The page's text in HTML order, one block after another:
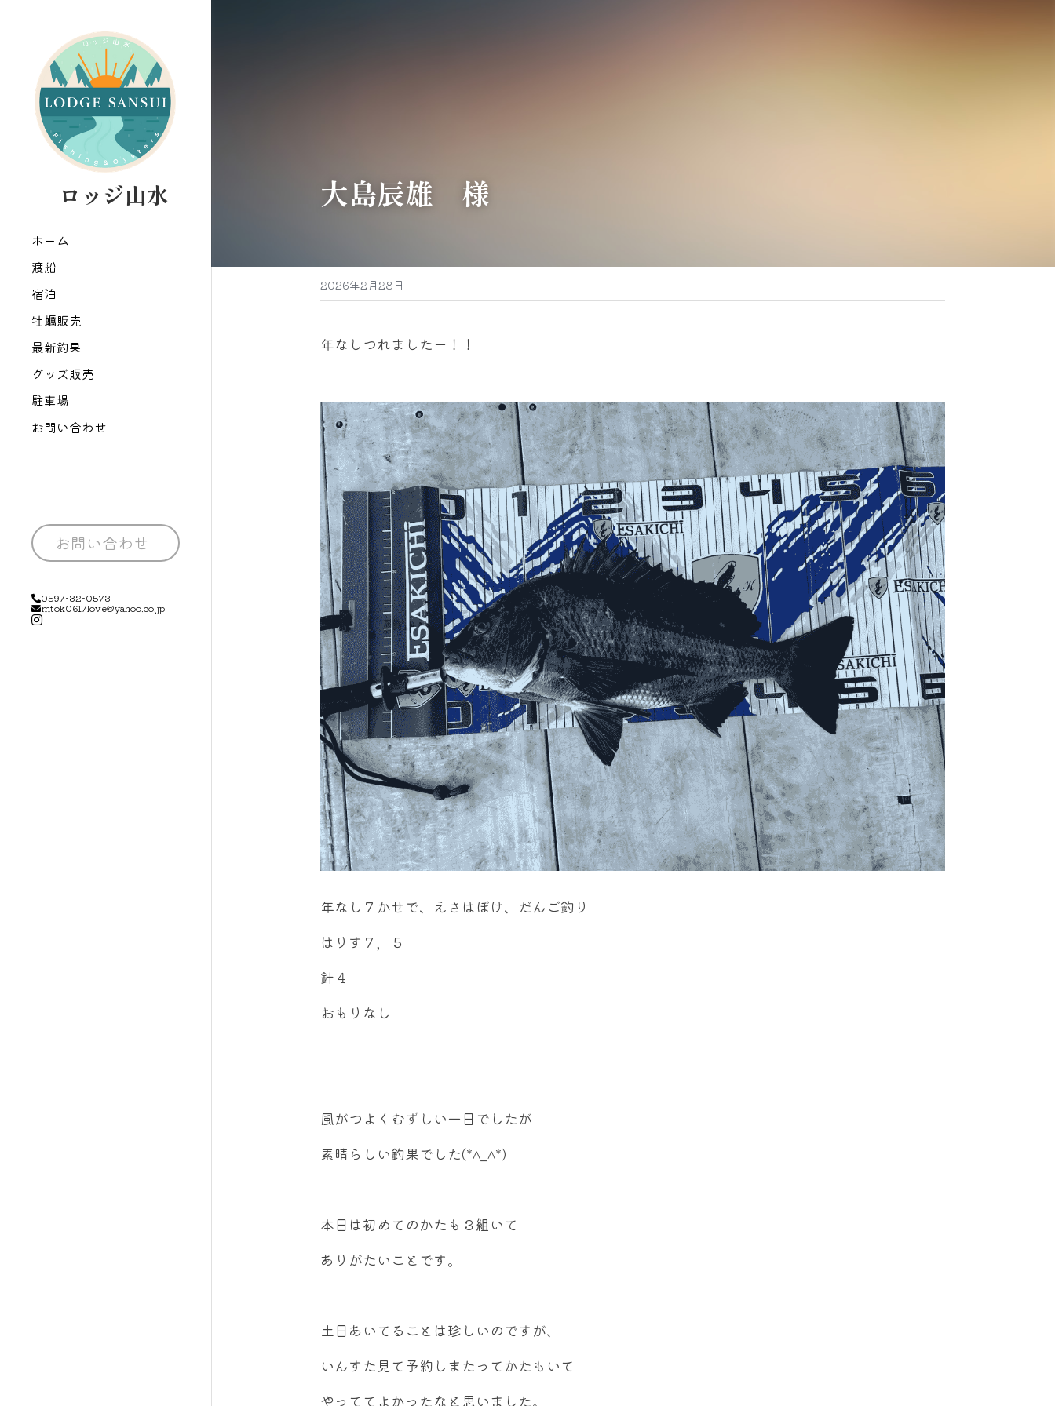
   ロッジ山水
ホーム
渡船
宿泊
牡蠣販売
最新釣果
グッズ販売
駐車場
お問い合わせ
お問い合わせ
0597-32-0573
mtok0617love@yahoo.co.jp
大島辰雄　様
2026年2月28日
年なしつれましたー！！
年なし７かせで、えさはぼけ、だんご釣り
はりす７，５
針４
おもりなし
風がつよくむずしい一日でしたが
素晴らしい釣果でした(*^_^*)
本日は初めてのかたも３組いて
ありがたいことです。
土日あいてることは珍しいのですが、
いんすた見て予約しまたってかたもいて
やっててよかったなと思いました。